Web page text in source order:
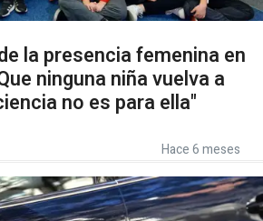
la presencia femenina en
ninguna niña vuelva a
no es para ella"
Hace 6 meses